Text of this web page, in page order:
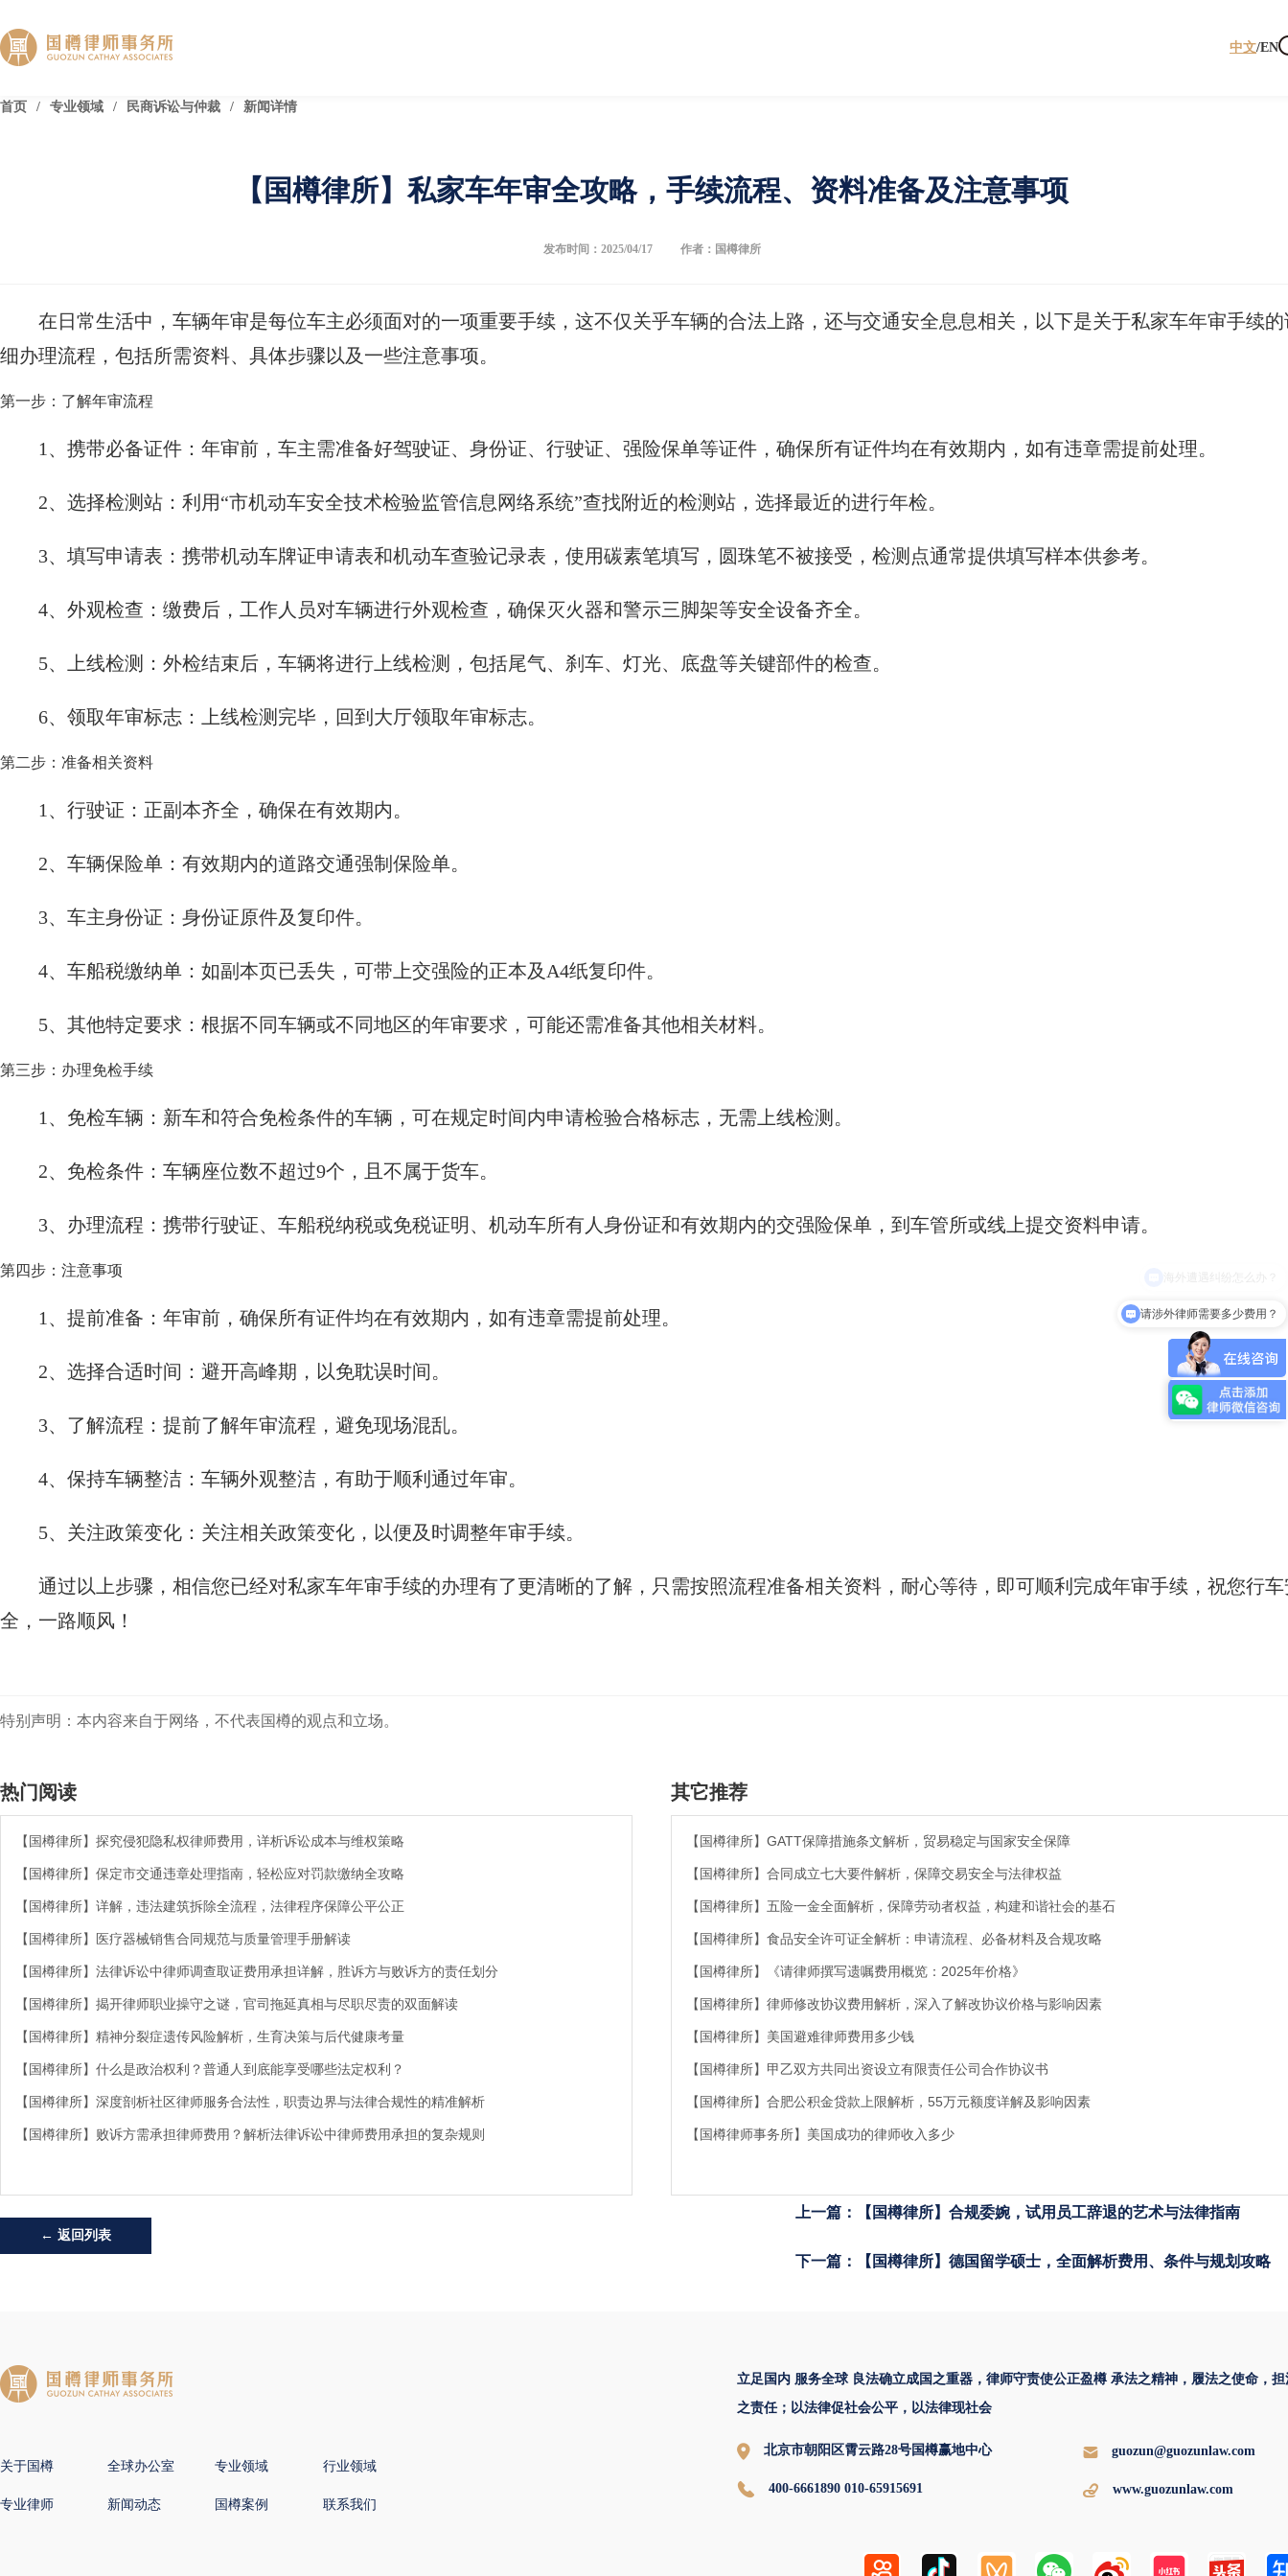
中文/EN
首页 / 专业领域 / 民商诉讼与仲裁 / 新闻详情
【国樽律所】私家车年审全攻略，手续流程、资料准备及注意事项
发布时间：2025/04/17 作者：国樽律所
在日常生活中，车辆年审是每位车主必须面对的一项重要手续，这不仅关乎车辆的合法上路，还与交通安全息息相关，以下是关于私家车年审手续的
细办理流程，包括所需资料、具体步骤以及一些注意事项。
第一步：了解年审流程
1、携带必备证件：年审前，车主需准备好驾驶证、身份证、行驶证、强险保单等证件，确保所有证件均在有效期内，如有违章需提前处理。
2、选择检测站：利用“市机动车安全技术检验监管信息网络系统”查找附近的检测站，选择最近的进行年检。
3、填写申请表：携带机动车牌证申请表和机动车查验记录表，使用碳素笔填写，圆珠笔不被接受，检测点通常提供填写样本供参考。
4、外观检查：缴费后，工作人员对车辆进行外观检查，确保灭火器和警示三脚架等安全设备齐全。
5、上线检测：外检结束后，车辆将进行上线检测，包括尾气、刹车、灯光、底盘等关键部件的检查。
6、领取年审标志：上线检测完毕，回到大厅领取年审标志。
第二步：准备相关资料
1、行驶证：正副本齐全，确保在有效期内。
2、车辆保险单：有效期内的道路交通强制保险单。
3、车主身份证：身份证原件及复印件。
4、车船税缴纳单：如副本页已丢失，可带上交强险的正本及A4纸复印件。
5、其他特定要求：根据不同车辆或不同地区的年审要求，可能还需准备其他相关材料。
第三步：办理免检手续
1、免检车辆：新车和符合免检条件的车辆，可在规定时间内申请检验合格标志，无需上线检测。
2、免检条件：车辆座位数不超过9个，且不属于货车。
3、办理流程：携带行驶证、车船税纳税或免税证明、机动车所有人身份证和有效期内的交强险保单，到车管所或线上提交资料申请。
第四步：注意事项
1、提前准备：年审前，确保所有证件均在有效期内，如有违章需提前处理。
2、选择合适时间：避开高峰期，以免耽误时间。
3、了解流程：提前了解年审流程，避免现场混乱。
4、保持车辆整洁：车辆外观整洁，有助于顺利通过年审。
5、关注政策变化：关注相关政策变化，以便及时调整年审手续。
通过以上步骤，相信您已经对私家车年审手续的办理有了更清晰的了解，只需按照流程准备相关资料，耐心等待，即可顺利完成年审手续，祝您行车
全，一路顺风！
特别声明：本内容来自于网络，不代表国樽的观点和立场。
热门阅读
【国樽律所】探究侵犯隐私权律师费用，详析诉讼成本与维权策略
【国樽律所】保定市交通违章处理指南，轻松应对罚款缴纳全攻略
【国樽律所】详解，违法建筑拆除全流程，法律程序保障公平公正
【国樽律所】医疗器械销售合同规范与质量管理手册解读
【国樽律所】法律诉讼中律师调查取证费用承担详解，胜诉方与败诉方的责任划分
【国樽律所】揭开律师职业操守之谜，官司拖延真相与尽职尽责的双面解读
【国樽律所】精神分裂症遗传风险解析，生育决策与后代健康考量
【国樽律所】什么是政治权利？普通人到底能享受哪些法定权利？
【国樽律所】深度剖析社区律师服务合法性，职责边界与法律合规性的精准解析
【国樽律所】败诉方需承担律师费用？解析法律诉讼中律师费用承担的复杂规则
其它推荐
【国樽律所】GATT保障措施条文解析，贸易稳定与国家安全保障
【国樽律所】合同成立七大要件解析，保障交易安全与法律权益
【国樽律所】五险一金全面解析，保障劳动者权益，构建和谐社会的基石
【国樽律所】食品安全许可证全解析：申请流程、必备材料及合规攻略
【国樽律所】《请律师撰写遗嘱费用概览：2025年价格》
【国樽律所】律师修改协议费用解析，深入了解改协议价格与影响因素
【国樽律所】美国避难律师费用多少钱
【国樽律所】甲乙双方共同出资设立有限责任公司合作协议书
【国樽律所】合肥公积金贷款上限解析，55万元额度详解及影响因素
【国樽律师事务所】美国成功的律师收入多少
← 返回列表
上一篇：【国樽律所】合规委婉，试用员工辞退的艺术与法律指南
下一篇：【国樽律所】德国留学硕士，全面解析费用、条件与规划攻略
关于国樽 全球办公室 专业领域 行业领域
专业律师 新闻动态 国樽案例 联系我们
立足国内 服务全球 良法确立成国之重器，律师守责使公正盈樽 承法之精神，履法之使命，担
之责任；以法律促社会公平，以法律现社会
北京市朝阳区霄云路28号国樽赢地中心 guozun@guozunlaw.com
400-6661890 010-65915691 www.guozunlaw.com
请涉外律师需要多少费用？